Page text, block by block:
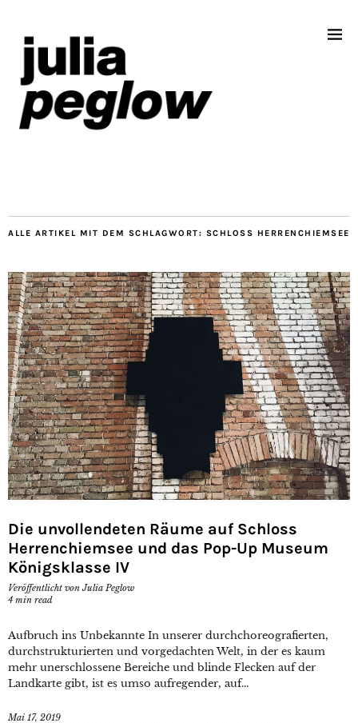
ALLE ARTIKEL MIT DEM SCHLAGWORT: SCHLOSS HERRENCHIEMSEE
Die unvollendeten Räume auf Schloss
Herrenchiemsee und das Pop-Up Museum
Königsklasse IV
Veröffentlicht vonJulia Peglow
4 min read
Aufbruch ins Unbekannte In unserer durchchoreografierten,
durchstrukturierten und vorgedachten Welt, in der es kaum
mehr unerschlossene Bereiche und blinde Flecken auf der
Landkarte gibt, ist es umso aufregender, auf...
Mai 17, 2019